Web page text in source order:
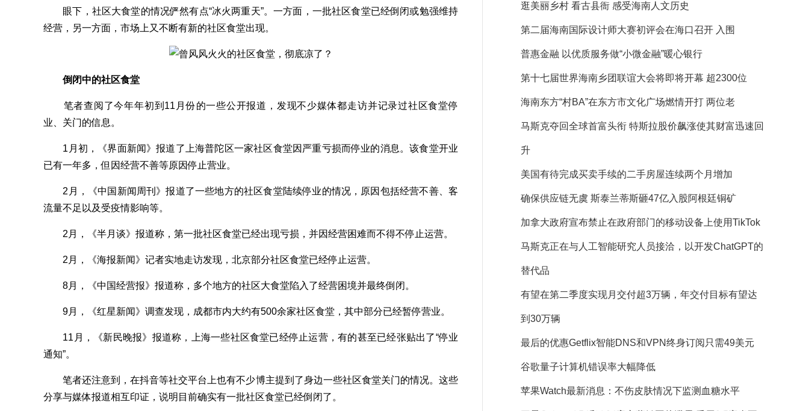
眼下，社区大食堂的情况俨然有点“冰火两重天”。一方面，一批社区食堂已经倒闭或勉强维持
经营，另一方面，市场上又不断有新的社区食堂出现。
倒闭中的社区食堂
笔者查阅了今年年初到11月份的一些公开报道，发现不少媒体都走访并记录过社区食堂停
业、关门的信息。
1月初，《界面新闻》报道了上海普陀区一家社区食堂因严重亏损而停业的消息。该食堂开业
已有一年多，但因经营不善等原因停止营业。
2月，《中国新闻周刊》报道了一些地方的社区食堂陆续停业的情况，原因包括经营不善、客
流量不足以及受疫情影响等。
2月，《半月谈》报道称，第一批社区食堂已经出现亏损，并因经营困难而不得不停止运营。
2月，《海报新闻》记者实地走访发现，北京部分社区食堂已经停止运营。
8月，《中国经营报》报道称，多个地方的社区大食堂陷入了经营困境并最终倒闭。
9月，《红星新闻》调查发现，成都市内大约有500余家社区食堂，其中部分已经暂停营业。
11月，《新民晚报》报道称，上海一些社区食堂已经停止运营，有的甚至已经张贴出了“停业
通知”。
笔者还注意到，在抖音等社交平台上也有不少博主提到了身边一些社区食堂关门的情况。这些
分享与媒体报道相互印证，说明目前确实有一批社区食堂已经倒闭了。
逛美丽乡村 看古县衙 感受海南人文历史
第二届海南国际设计师大赛初评会在海口召开 入围
普惠金融 以优质服务做“小微金融”暖心银行
第十七届世界海南乡团联谊大会将即将开幕 超2300位
海南东方“村BA”在东方市文化广场燃情开打 两位老
马斯克夺回全球首富头衔 特斯拉股价飙涨使其财富迅速回
升
美国有待完成买卖手续的二手房屋连续两个月增加
确保供应链无虞 斯泰兰蒂斯砸47亿入股阿根廷铜矿
加拿大政府宣布禁止在政府部门的移动设备上使用TikTok
马斯克正在与人工智能研究人员接洽，以开发ChatGPT的
替代品
有望在第二季度实现月交付超3万辆，年交付目标有望达
到30万辆
最后的优惠Getflix智能DNS和VPN终身订阅只需49美元
谷歌量子计算机错误率大幅降低
苹果Watch最新消息：不伤皮肤情况下监测血糖水平